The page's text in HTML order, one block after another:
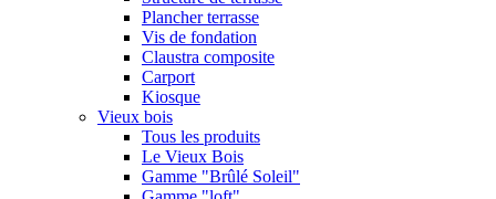
Plancher terrasse
Vis de fondation
Claustra composite
Carport
Kiosque
Vieux bois
Tous les produits
Le Vieux Bois
Gamme "Brûlé Soleil"